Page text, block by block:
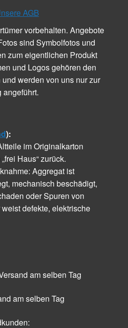
AGB
vorbehalten. Angebote
sind Symbolfotos und
zum eigentlichen Produkt
und Logos gehören den
werden von uns nur zur
angeführt.
):
im Originalkarton
Haus“ zurück.
Aggregat ist
mechanisch beschädigt,
oder Spuren von
defekte, elektrische
am selben Tag
am selben Tag